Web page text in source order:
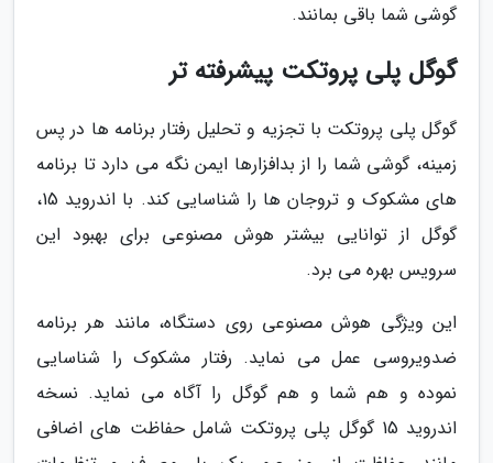
گوشی شما باقی بمانند.
گوگل پلی پروتکت پیشرفته تر
گوگل پلی پروتکت با تجزیه و تحلیل رفتار برنامه ها در پس
زمینه، گوشی شما را از بدافزارها ایمن نگه می دارد تا برنامه
های مشکوک و تروجان ها را شناسایی کند. با اندروید 15،
گوگل از توانایی بیشتر هوش مصنوعی برای بهبود این
سرویس بهره می برد.
این ویژگی هوش مصنوعی روی دستگاه، مانند هر برنامه
ضدویروسی عمل می نماید. رفتار مشکوک را شناسایی
نموده و هم شما و هم گوگل را آگاه می نماید. نسخه
اندروید 15 گوگل پلی پروتکت شامل حفاظت های اضافی